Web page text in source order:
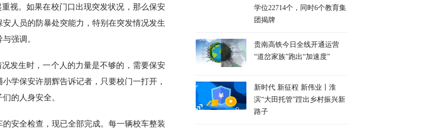
视。如果在校门口出现突发状况，那么保安
人员的防暴处突能力，特别在突发情况发生
强调。
发生时，一个人的力量是不够的，需要保安
学保安许朋辉告诉记者，只要校门一打开，
的人身安全。
安全检查，现已全部完成。每一辆校车整装
学位22714个，同时6个教育集
团揭牌
贵南高铁今日全线开通运营
“道岔家族”跑出“加速度”
新时代 新征程 新伟业丨淮
滨“大田托管”蹚出乡村振兴新
路子